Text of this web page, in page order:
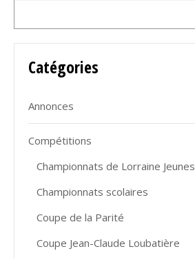
Catégories
Annonces
Compétitions
Championnats de Lorraine Jeunes
Championnats scolaires
Coupe de la Parité
Coupe Jean-Claude Loubatière